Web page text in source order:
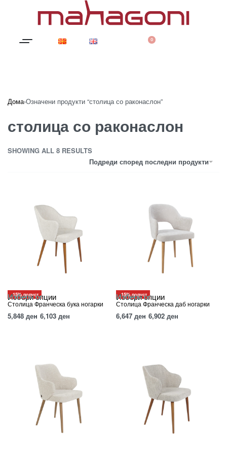
0
Дома›Означени продукти “столица со раконаслон”
столица со раконаслон
SHOWING ALL 8 RESULTS
Подреди според последни продукти
-15% попуст
Избери опции
Столица Франческа бука ногарки
5,848 ден 6,103 ден
-15% попуст
Избери опции
Столица Франческа даб ногарки
6,647 ден 6,902 ден